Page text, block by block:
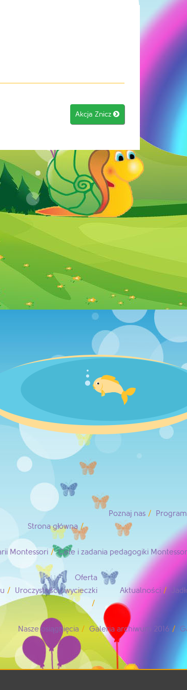
Akcja Znicz 
Strona główna
Poznaj nas
Program
Montessori Cele i zadania pedagogiki
Oferta
Uroczystości i wycieczki
Aktualności
Nasze osiągnięcia
Galeria archiwum 2016